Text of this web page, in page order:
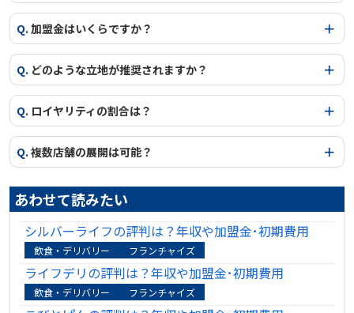
Q. 加盟金はいくらですか？
Q. どのような立地が推奨されますか？
Q. ロイヤリティの割合は？
Q. 複数店舗の展開は可能？
あわせて読みたい
シルバーライフの評判は？年収や加盟金･初期費用
飲食・デリバリー フランチャイズ
ライフデリの評判は？年収や加盟金･初期費用
飲食・デリバリー フランチャイズ